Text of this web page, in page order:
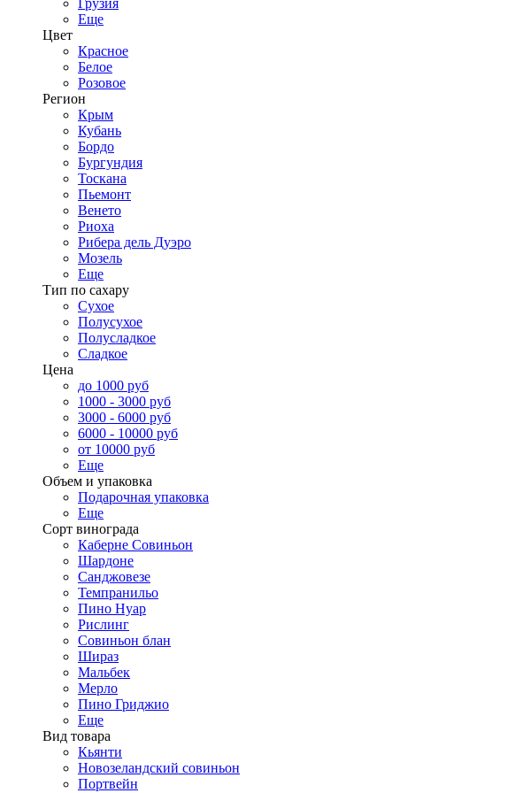
Грузия
Еще
Цвет
Красное
Белое
Розовое
Регион
Крым
Кубань
Бордо
Бургундия
Тоскана
Пьемонт
Венето
Риоха
Рибера дель Дуэро
Мозель
Еще
Тип по сахару
Сухое
Полусухое
Полусладкое
Сладкое
Цена
до 1000 руб
1000 - 3000 руб
3000 - 6000 руб
6000 - 10000 руб
от 10000 руб
Еще
Объем и упаковка
Подарочная упаковка
Еще
Сорт винограда
Каберне Совиньон
Шардоне
Санджовезе
Темпранильо
Пино Нуар
Рислинг
Совиньон блан
Шираз
Мальбек
Мерло
Пино Гриджио
Еще
Вид товара
Кьянти
Новозеландский совиньон
Портвейн